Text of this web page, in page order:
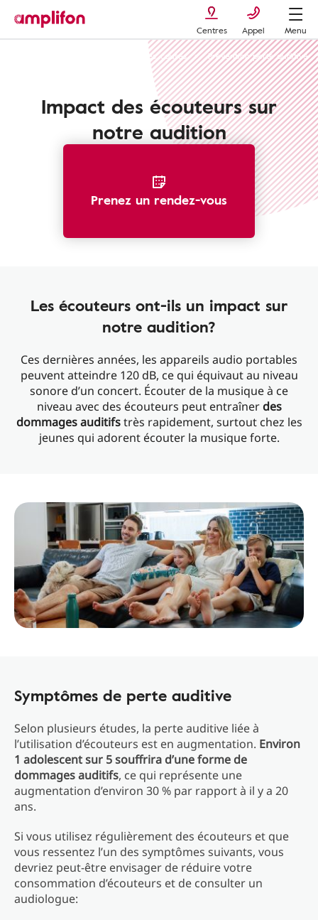
Centres Appel
Menu
La perte auditive : types, symptômes, causes
Prévention perte auditive
Impact des écouteurs sur
notre audition
Prenez un rendez-vous
Les écouteurs ont-ils un impact sur
notre audition?
Ces dernières années, les appareils audio portables
peuvent atteindre 120 dB, ce qui équivaut au niveau
sonore d’un concert. Écouter de la musique à ce
niveau avec des écouteurs peut entraînerdes
dommages auditifstrès rapidement, surtout chez les
jeunes qui adorent écouter la musique forte.
Symptômes de perte auditive
Selon plusieurs études, la perte auditive liée à
l’utilisation d’écouteurs est en augmentation. Environ
1 adolescent sur 5 souffrira d’une forme de
dommages auditifs, ce qui représente une
augmentation d’environ 30 % par rapport à il y a 20
ans.
Si vous utilisez régulièrement des écouteurs et que
vous ressentez l’un des symptômes suivants, vous
devriez peut-être envisager de réduire votre
consommation d’écouteurs et de consulter un
audiologue: